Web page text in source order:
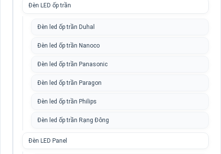
Đèn LED ốp trần
Đèn led ốp trần Duhal
Đèn led ốp trần Nanoco
Đèn led ốp trần Panasonic
Đèn led ốp trần Paragon
Đèn led ốp trần Philips
Đèn led ốp trần Rạng Đông
Đèn LED Panel